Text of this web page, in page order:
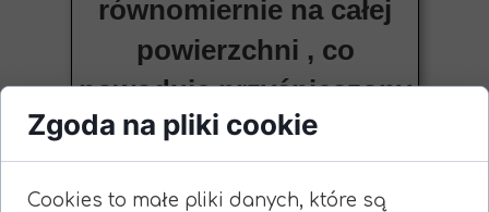
równomiernie na całej
powierzchni , co
powoduje przyśpieszony
proces gnilny i pieńki
drzew rozkładają się
Zgoda na pliki cookie
Cookies to małe pliki danych, które są